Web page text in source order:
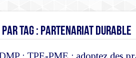
tag : partenariat durable